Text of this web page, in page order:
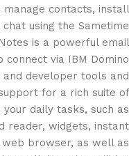
contacts, install
using the Sametime
is a powerful email
via IBM Domino
developer tools and
for a rich suite of
daily tasks, such as
reader, widgets, instant
web browser, as well as